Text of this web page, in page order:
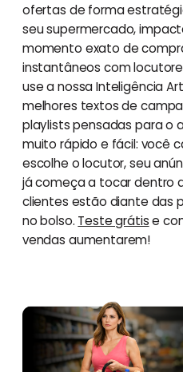
ofertas de forma
seu supermercado,
momento exato de
instantâneos com
use a nossa Inteligência
melhores textos de
playlists pensadas para o
muito rápido e fácil: você
escolhe o locutor, seu
já começa a tocar dentro
clientes estão diante das
no bolso. Teste grátise
vendas aumentarem!